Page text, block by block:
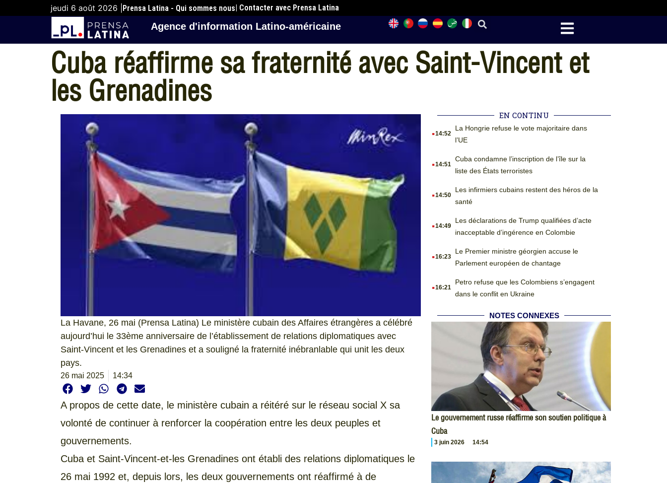
jeudi 6 août 2026 | Prensa Latina - Qui sommes nous| Contacter avec Prensa Latina
Agence d'information Latino-américaine
Cuba réaffirme sa fraternité avec Saint-Vincent et
les Grenadines
La Havane, 26 mai (Prensa Latina) Le ministère cubain des Affaires étrangères a célébré
aujourd’hui le 33ème anniversaire de l’établissement de relations diplomatiques avec
Saint-Vincent et les Grenadines et a souligné la fraternité inébranlable qui unit les deux
pays.
26 mai 2025 14:34
A propos de cette date, le ministère cubain a réitéré sur le réseau social X sa
volonté de continuer à renforcer la coopération entre les deux peuples et
gouvernements.
Cuba et Saint-Vincent-et-les Grenadines ont établi des relations diplomatiques le
26 mai 1992 et, depuis lors, les deux gouvernements ont réaffirmé à de
EN CONTINU
.14:52
La Hongrie refuse le vote majoritaire dans
l’UE
.14:51
Cuba condamne l’inscription de l’île sur la
liste des États terroristes
.14:50
Les infirmiers cubains restent des héros de la
santé
.14:49
Les déclarations de Trump qualifiées d’acte
inacceptable d’ingérence en Colombie
.16:23
Le Premier ministre géorgien accuse le
Parlement européen de chantage
.16:21
Petro refuse que les Colombiens s’engagent
dans le conflit en Ukraine
NOTES CONNEXES
Le gouvernement russe réaffirme son soutien politique à
Cuba
3 juin 2026 14:54